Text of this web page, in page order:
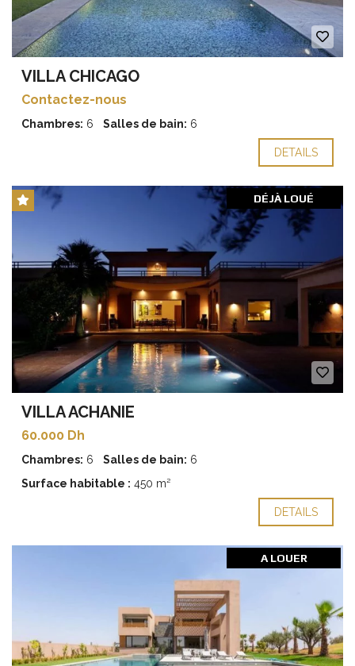
VILLA CHICAGO
Contactez-nous
Chambres: 6 Salles de bain: 6
DETAILS
DÉJÀ LOUÉ
VILLA ACHANIE
60.000 Dh
Chambres: 6 Salles de bain: 6
Surface habitable : 450 m²
DETAILS
A LOUER